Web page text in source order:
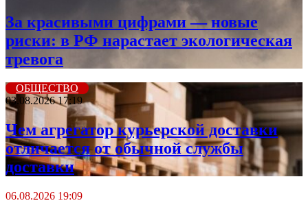
За красивыми цифрами — новые
риски: в РФ нарастает экологическая
тревога
ОБЩЕСТВО
03.08.2026 17:19
Чем агрегатор курьерской доставки
отличается от обычной службы
доставки
06.08.2026 19:09